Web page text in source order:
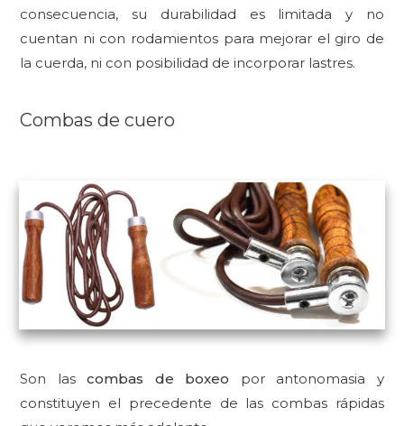
consecuencia, su durabilidad es limitada y no
cuentan ni con rodamientos para mejorar el giro de
la cuerda, ni con posibilidad de incorporar lastres.
Combas de cuero
Son lascombas de boxeo por antonomasia y
constituyen el precedente de las combas rápidas